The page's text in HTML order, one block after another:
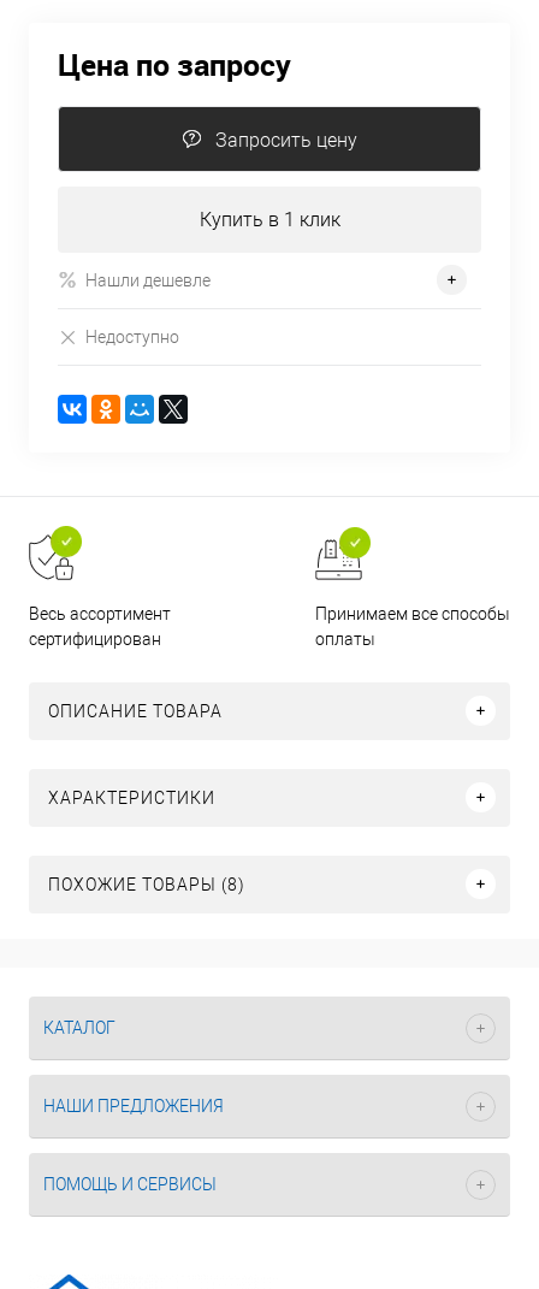
Цена по запросу
Запросить цену
Купить в 1 клик
Нашли дешевле
Недоступно
Весь ассортимент
сертифицирован
Принимаем все способы
оплаты
ОПИСАНИЕ ТОВАРА
ХАРАКТЕРИСТИКИ
ПОХОЖИЕ ТОВАРЫ (8)
КАТАЛОГ
НАШИ ПРЕДЛОЖЕНИЯ
ПОМОЩЬ И СЕРВИСЫ